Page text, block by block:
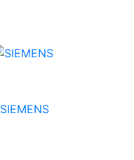
SIEMENS